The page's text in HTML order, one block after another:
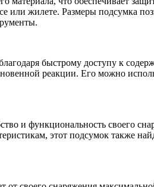
или жилете. Размеры подсумка
быстрому доступу к
реакции. Его можно
и функциональность своего
этот подсумок также